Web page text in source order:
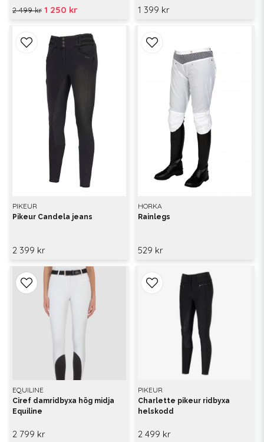
2 499 kr 1 250 kr 1 399 kr
PIKEUR
Pikeur Candela jeans
2 399 kr
HORKA
Rainlegs
529 kr
EQUILINE
Ciref damridbyxa hög midja
Equiline
2 799 kr
PIKEUR
Charlette pikeur ridbyxa
helskodd
2 499 kr